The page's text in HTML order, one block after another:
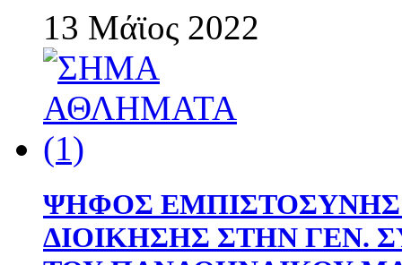
13 Μάϊος 2022
ΨΗΦΟΣ
ΔΙΟΙΚΗΣΗΣ ΣΤΗΝ ΓΕΝ.